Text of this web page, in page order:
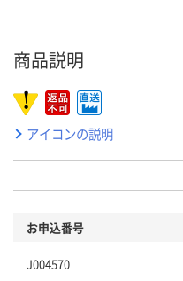
商品説明
アイコンの説明
お申込番号
J004570